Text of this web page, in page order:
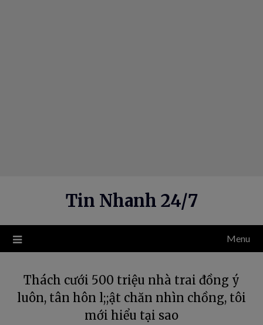
Tin Nhanh 24/7
Menu
Thách cưới 500 triệu nhà trai đồng ý
luôn, tân hôn l;;ật chăn nhìn chồng, tôi
mới hiểu tại sao